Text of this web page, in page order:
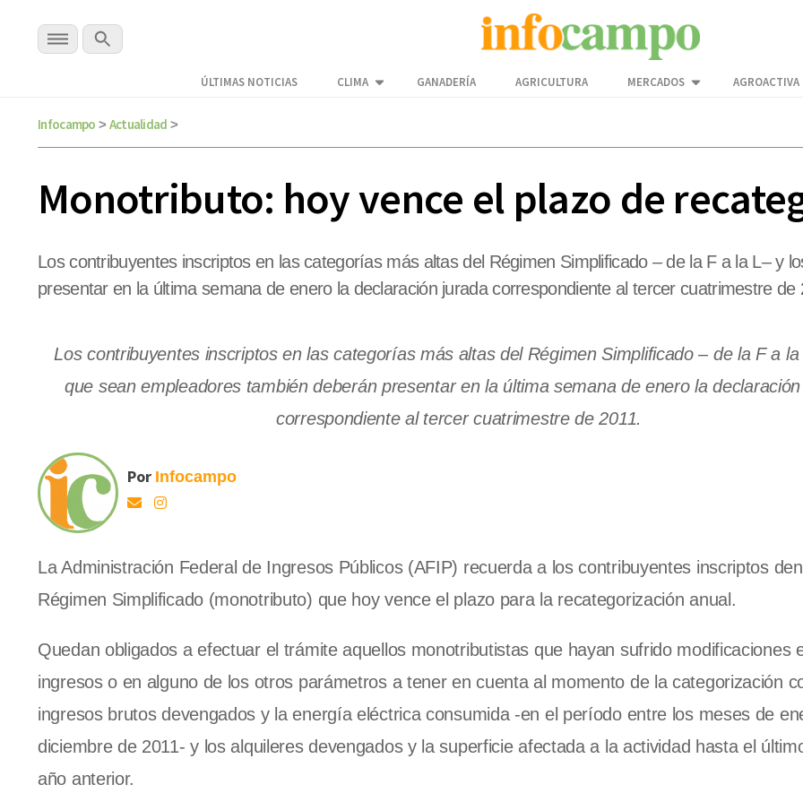
ÚLTIMAS NOTICIAS CLIMA GANADERÍA AGRICULTURA MERCADOS AGROACTIVA
Infocampo > Actualidad >
Monotributo: hoy vence el plazo de
Los contribuyentes inscriptos en las categorías más altas del Régimen Simplificado – de la F a la L– y
presentar en la última semana de enero la declaración jurada correspondiente al tercer cuatrimestre de
Los contribuyentes inscriptos en las categorías más altas del Régimen Simplificado – de la F a
que sean empleadores también deberán presentar en la última semana de enero la
correspondiente al tercer cuatrimestre de 2011.
Por Infocampo
La Administración Federal de Ingresos Públicos (AFIP) recuerda a los contribuyentes inscriptos
Régimen Simplificado (monotributo) que hoy vence el plazo para la recategorización anual.
Quedan obligados a efectuar el trámite aquellos monotributistas que hayan sufrido modificaciones
ingresos o en alguno de los otros parámetros a tener en cuenta al momento de la categorización
ingresos brutos devengados y la energía eléctrica consumida -en el período entre los meses de
diciembre de 2011- y los alquileres devengados y la superficie afectada a la actividad hasta el
año anterior.